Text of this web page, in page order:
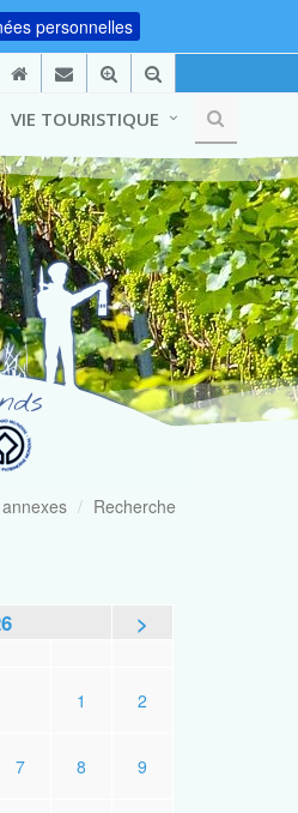
personnelles
VIE TOURISTIQUE
Recherche
>
1
2
7 8 9